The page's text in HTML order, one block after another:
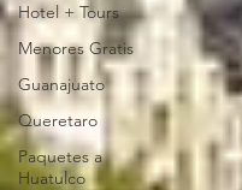
Hotel + Tours
Menores Gratis
Guanajuato
Queretaro
Paquetes a
Huatulco